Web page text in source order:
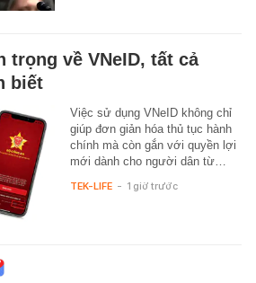
trọng về VNeID, tất cả
biết
Việc sử dụng VNeID không chỉ
giúp đơn giản hóa thủ tục hành
chính mà còn gắn với quyền lợi
mới dành cho người dân từ…
TEK-LIFE - 1 giờ trước